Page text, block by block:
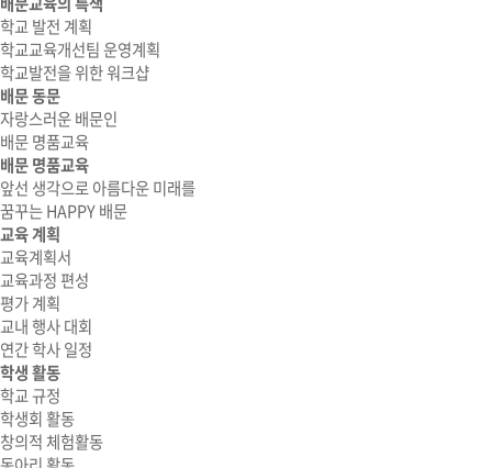
학교 발전 계획
학교교육개선팀 운영계획
학교발전을 위한 워크샵
배문 동문
자랑스러운 배문인
배문 명품교육
배문 명품교육
앞선 생각으로 아름다운 미래를
꿈꾸는 HAPPY 배문
교육 계획
교육계획서
교육과정 편성
평가 계획
교내 행사 대회
연간 학사 일정
학생 활동
학교 규정
학생회 활동
창의적 체험활동